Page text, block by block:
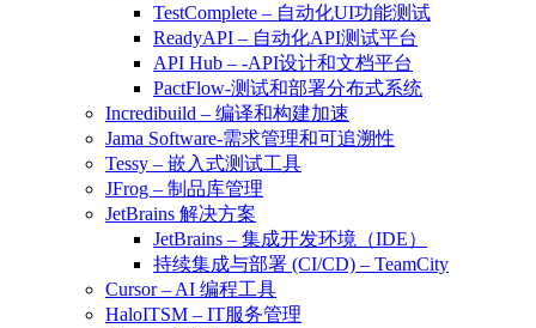
TestComplete – 自动化UI功能测试
ReadyAPI – 自动化API测试平台
API Hub – -API设计和文档平台
PactFlow-测试和部署分布式系统
Incredibuild – 编译和构建加速
Jama Software-需求管理和可追溯性
Tessy – 嵌入式测试工具
JFrog – 制品库管理
JetBrains 解决方案
JetBrains – 集成开发环境（IDE）
持续集成与部署 (CI/CD) – TeamCity
Cursor – AI 编程工具
HaloITSM – IT服务管理